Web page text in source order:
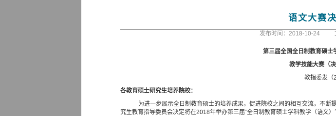
语文大赛
发布时间：2018-10-24
第三届全国全日制教育硕士
教学技能大赛（
教指委发（
各教育硕士研究生培养院校：
为进一步展示全日制教育硕士的培养成果，促进院校之间的相互交流，不
究生教育指导委员会决定将在2018年举办第三届“全日制教育硕士学科教学（语文